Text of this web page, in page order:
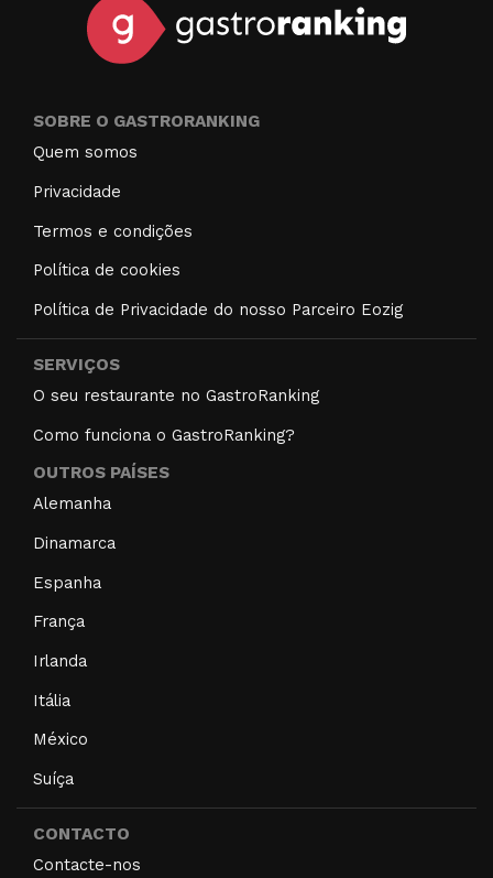
SOBRE O GASTRORANKING
Quem somos
Privacidade
Termos e condições
Política de cookies
Política de Privacidade do nosso Parceiro Eozig
SERVIÇOS
O seu restaurante no GastroRanking
Como funciona o GastroRanking?
OUTROS PAÍSES
Alemanha
Dinamarca
Espanha
França
Irlanda
Itália
México
Suíça
CONTACTO
Contacte-nos